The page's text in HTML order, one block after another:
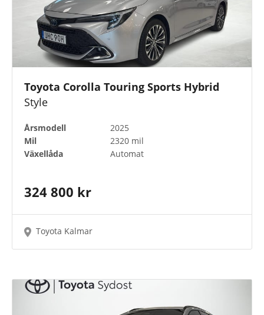
Drivmedel
Anläggning
Färger
Toyota Corolla Touring Sports Hybrid
Style
Årsmodell
2025
Mil
2320 mil
Växellåda
Automat
324 800 kr
Toyota Kalmar